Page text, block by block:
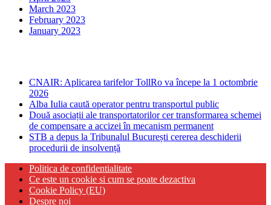
March 2023
February 2023
January 2023
CNAIR: Aplicarea tarifelor TollRo va începe la 1 octombrie
2026
Alba Iulia caută operator pentru transportul public
Două asociații ale transportatorilor cer transformarea schemei
de compensare a accizei în mecanism permanent
STB a depus la Tribunalul București cererea deschiderii
procedurii de insolvență
Politica de confidentialitate
Ce este un cookie si cum se poate dezactiva
Cookie Policy (EU)
Despre noi